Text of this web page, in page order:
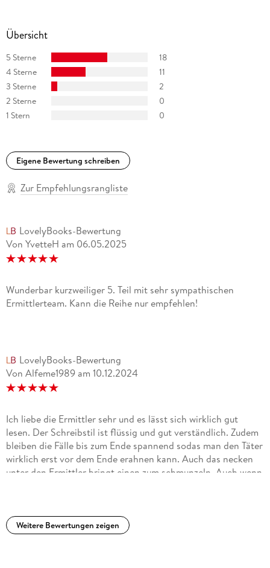
Übersicht
5 Sterne
18
4 Sterne
11
3 Sterne
2
2 Sterne
0
1 Stern
0
Eigene Bewertung schreiben
Zur Empfehlungsrangliste
LovelyBooks-Bewertung
Von YvetteH am 06.05.2025
Wunderbar kurzweiliger 5. Teil mit sehr sympathischen
Ermittlerteam. Kann die Reihe nur empfehlen!
LovelyBooks-Bewertung
Von Alfeme1989 am 10.12.2024
Ich liebe die Ermittler sehr und es lässt sich wirklich gut
lesen. Der Schreibstil ist flüssig und gut verständlich. Zudem
bleiben die Fälle bis zum Ende spannend sodas man den Täter
wirklich erst vor dem Ende erahnen kann. Auch das necken
unter den Ermittler bringt einen zum schmunzeln. Auch wenn
Weitere Bewertungen zeigen